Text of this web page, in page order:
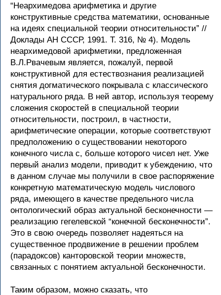
“Неархимедова арифметика и другие
конструктивные средства математики, основанные
на идеях специальной теории относительности” //
Доклады АН СССР, 1991. Т. 316, № 4). Модель
неархимедовой арифметики, предложенная
В.Л.Рвачевым является, пожалуй, первой
конструктивной для естествознания реализацией
снятия догматического покрывала с классического
натурального ряда. В ней автор, используя теорему
сложения скоростей в специальной теории
относительности, построил, в частности,
арифметические операции, которые соответствуют
предположению о существовании некоторого
конечного числа с, больше которого чисел нет. Уже
первый анализ модели, приводит к убеждению, что
в данном случае мы получили в свое распоряжение
конкретную математическую модель числового
ряда, имеющего в качестве предельного числа
онтологический образ актуальной бесконечности —
реализацию гегелевской “конечной бесконечности”.
Это в свою очередь позволяет надеяться на
существенное продвижение в решении проблем
(парадоксов) канторовской теории множеств,
связанных с понятием актуальной бесконечности.
Таким образом, можно сказать, что